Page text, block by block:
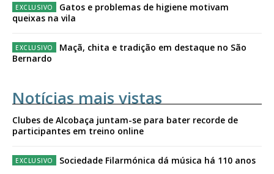
Gatos e problemas de higiene motivam
queixas na vila
Maçã, chita e tradição em destaque no São
Bernardo
Notícias mais vistas
Clubes de Alcobaça juntam-se para bater recorde de
participantes em treino online
Sociedade Filarmónica dá música há 110 anos